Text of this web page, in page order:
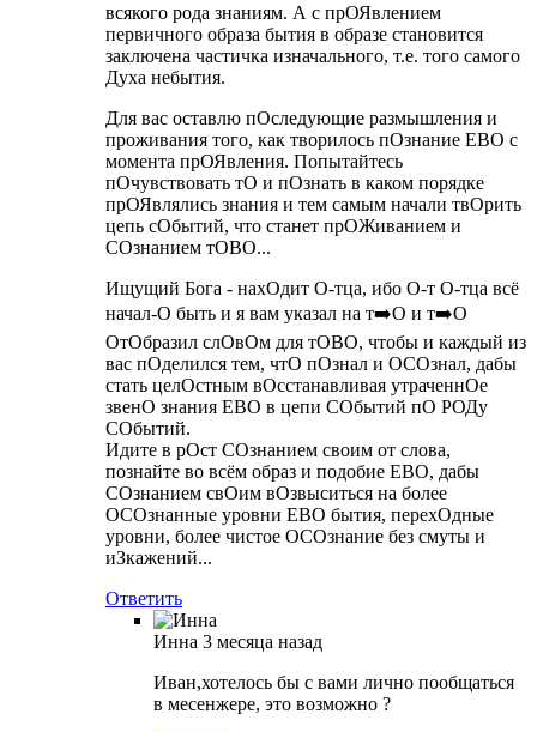
всякого рода знаниям. А с прОЯвлением
первичного образа бытия в образе становится
заключена частичка изначального, т.е. того самого
Духа небытия.
Для вас оставлю пОследующие размышления и
проживания того, как творилось пОзнание ЕВО с
момента прОЯвления. Попытайтесь
пОчувствовать тО и пОзнать в каком порядке
прОЯвлялись знания и тем самым начали твОрить
цепь сОбытий, что станет прОЖиванием и
СОзнанием тОВО...
Ищущий Бога - нахОдит О-тца, ибо О-т О-тца всё
начал-О быть и я вам указал на т➡️О и т➡️О
ОтОбразил слОвОм для тОВО, чтобы и каждый из
вас пОделился тем, чтО пОзнал и ОСОзнал, дабы
стать целОстным вОсстанавливая утраченнОе
звенО знания ЕВО в цепи СОбытий пО РОДу
СОбытий.
Идите в рОст СОзнанием своим от слова,
познайте во всём образ и подобие ЕВО, дабы
СОзнанием свОим вОзвыситься на более
ОСОзнанные уровни ЕВО бытия, перехОдные
уровни, более чистое ОСОзнание без смуты и
иЗкажений...
Ответить
Инна 3 месяца назад
Иван,хотелось бы с вами лично пообщаться
в месенжере, это возможно ?